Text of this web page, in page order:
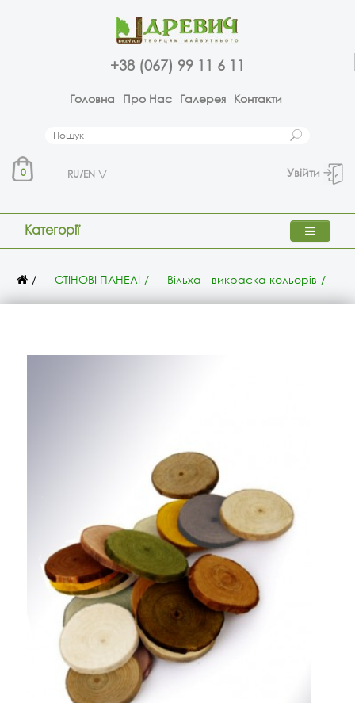
+38 (067) 99 11 6 11
Головна Про Нас Галерея Контакти
0 RU/EN Увійти
Категорії
СТІНОВІ ПАНЕЛІ Вільха - викраска кольорів